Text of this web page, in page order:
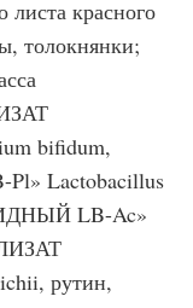
листа красного
толокнянки;
bifidum,
Lactobacillus
LB-Ac»
рутин,